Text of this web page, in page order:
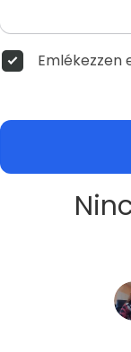
Emlékezzen